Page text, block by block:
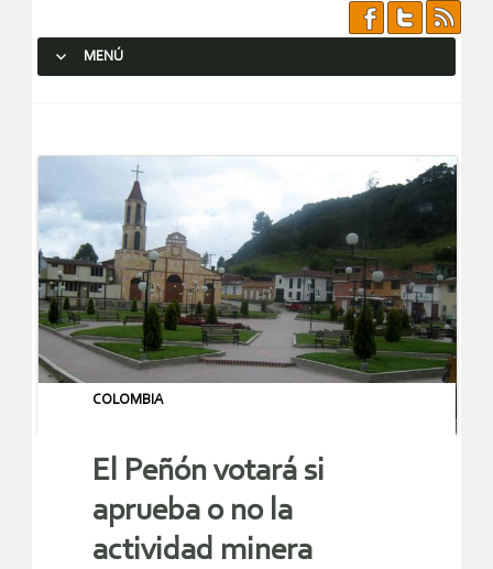
MENÚ
COLOMBIA
El Peñón votará si
aprueba o no la
actividad minera